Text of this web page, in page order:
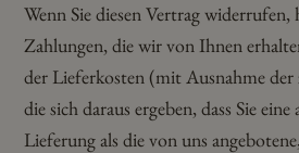
Wenn Sie diesen Vertrag
Zahlungen, die wir von Ihnen
der Lieferkosten (mit Ausnahme der
die sich daraus ergeben, dass Sie
Lieferung als die von uns